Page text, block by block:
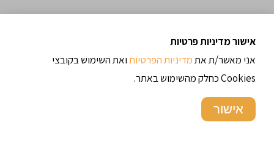
אישור מדיניות פרטיות
אני מאשר/ת אתמדיניות הפרטיותואת השימוש בקובצי
Cookies כחלק מהשימוש באתר.
אישור